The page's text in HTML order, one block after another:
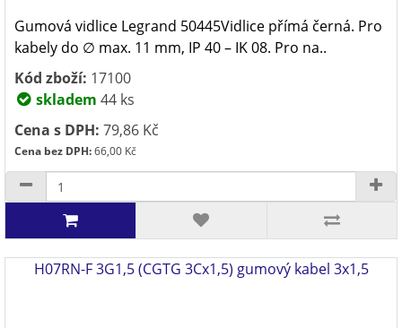
Gumová vidlice Legrand 50445Vidlice přímá černá. Pro
kabely do ∅ max. 11 mm, IP 40 – IK 08. Pro na..
Kód zboží: 17100
skladem 44 ks
Cena s DPH: 79,86 Kč
Cena bez DPH:66,00 Kč
H07RN-F 3G1,5 (CGTG 3Cx1,5) gumový kabel 3x1,5